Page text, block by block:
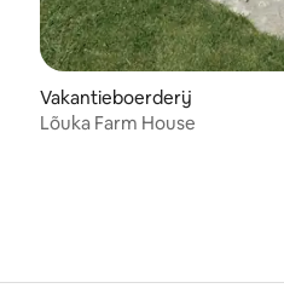
Vakantieboerderij
Lõuka Farm House